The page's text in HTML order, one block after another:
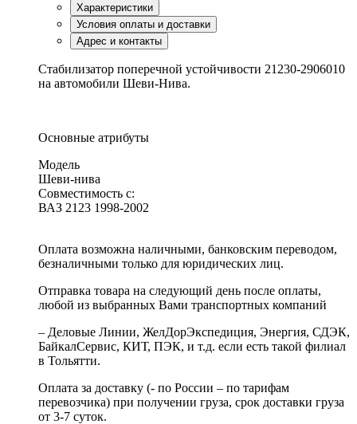
Характеристики
Условия оплаты и доставки
Адрес и контакты
Стабилизатор поперечной устойчивости 21230-2906010
на автомобили Шеви-Нива.
Основные атрибуты
Модель
Шеви-нива
Совместимость с:
ВАЗ 2123 1998-2002
Оплата возможна наличными, банковским переводом,
безналичными только для юридических лиц.
Отправка товара на следующий день после оплаты,
любой из выбранных Вами транспортных компаний
– Деловые Линии, ЖелДорЭкспедиция, Энергия, СДЭК,
БайкалСервис, КИТ, ПЭК, и т.д. если есть такой филиал
в Тольятти.
Оплата за доставку (- по России – по тарифам
перевозчика) при получении груза, срок доставки груза
от 3-7 суток.